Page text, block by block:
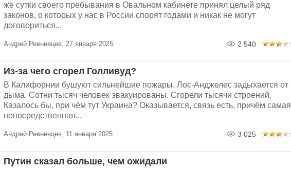
же сутки своего пребывания в Овальном кабинете принял целый ряд
законов, о которых у нас в России спорят годами и никак не могут
договориться...
Андрей Ревнивцев, 27 января 2025 2 540
Из-за чего сгорел Голливуд?
В Калифорнии бушуют сильнейшие пожары. Лос-Анджелес задыхается от
дыма. Сотни тысяч человек эвакуированы. Сгорели тысячи строений.
Казалось бы, при чём тут Украина? Оказывается, связь есть, причём самая
непосредственная...
Андрей Ревнивцев, 11 января 2025 3 025
Путин сказал больше, чем ожидали